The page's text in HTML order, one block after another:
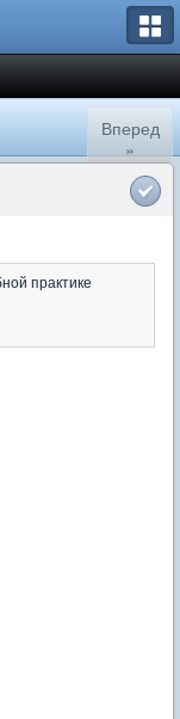
Вперед
»
практике